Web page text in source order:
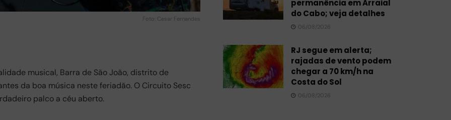
Foto: Cesar Fernandes
musical, Barra de São João, distrito de
da boa música neste feriadão. O Circuito Sesc
palco a céu aberto.
permanência em Arraial
do Cabo; veja detalhes
06/08/2026
RJ segue em alerta;
rajadas de vento podem
chegar a 70 km/h na
Costa do Sol
06/08/2026